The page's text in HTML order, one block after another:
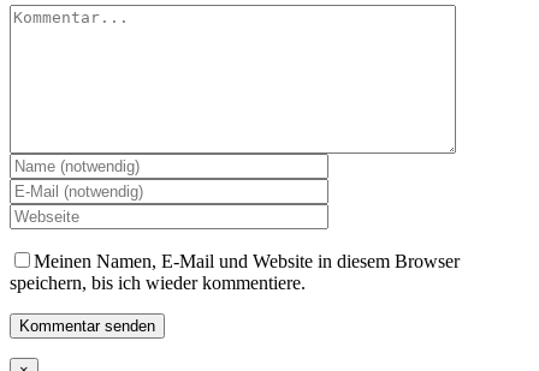
Kommentar
Meinen Namen, E-Mail und Website in diesem Browser
speichern, bis ich wieder kommentiere.